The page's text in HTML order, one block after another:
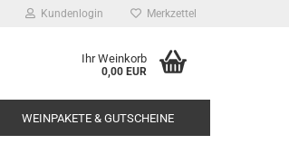
Kundenlogin Merkzettel
Ihr Weinkorb
0,00 EUR
WEINPAKETE & GUTSCHEINE